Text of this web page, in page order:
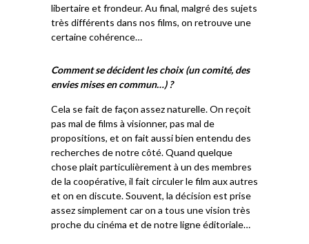
libertaire et frondeur. Au final, malgré des sujets
très différents dans nos films, on retrouve une
certaine cohérence…
Comment se décident les choix (un comité, des
envies mises en commun…) ?
Cela se fait de façon assez naturelle. On reçoit
pas mal de films à visionner, pas mal de
propositions, et on fait aussi bien entendu des
recherches de notre côté. Quand quelque
chose plait particulièrement à un des membres
de la coopérative, il fait circuler le film aux autres
et on en discute. Souvent, la décision est prise
assez simplement car on a tous une vision très
proche du cinéma et de notre ligne éditoriale…